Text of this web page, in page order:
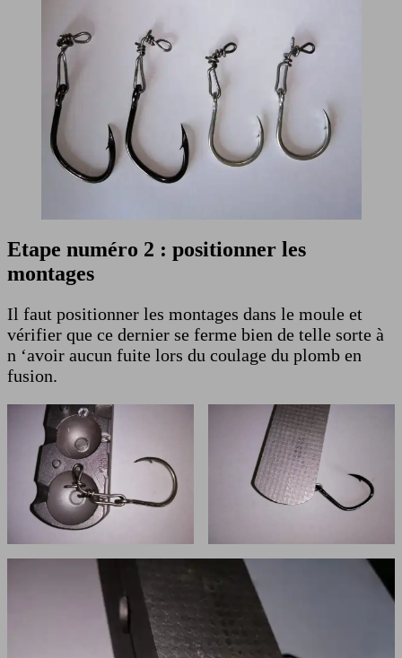
Etape numéro 2 : positionner les
montages
Il faut positionner les montages dans le moule et
vérifier que ce dernier se ferme bien de telle sorte à
n ‘avoir aucun fuite lors du coulage du plomb en
fusion.